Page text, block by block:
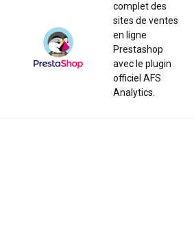
complet des
sites de ventes
en ligne
Prestashop
avec le plugin
officiel AFS
Analytics.